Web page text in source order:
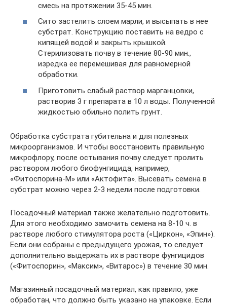
смесь на протяжении 35-45 мин.
Сито застелить слоем марли, и высыпать в нее
субстрат. Конструкцию поставить на ведро с
кипящей водой и закрыть крышкой.
Стерилизовать почву в течение 80-90 мин.,
изредка ее перемешивая для равномерной
обработки.
Приготовить слабый раствор марганцовки,
растворив 3 г препарата в 10 л воды. Полученной
жидкостью обильно полить грунт.
Обработка субстрата губительна и для полезных
микроорганизмов. И чтобы восстановить правильную
микрофлору, после остывания почву следует пролить
раствором любого биофунгицида, например,
«Фитоспорина-М» или «Актофита». Высевать семена в
субстрат можно через 2-3 недели после подготовки.
Посадочный материал также желательно подготовить.
Для этого необходимо замочить семена на 8-10 ч. в
растворе любого стимулятора роста («Циркон», «Эпин»).
Если они собраны с предыдущего урожая, то следует
дополнительно выдержать их в растворе фунгицидов
(«Фитоспорин», «Максим», «Витарос») в течение 30 мин.
Магазинный посадочный материал, как правило, уже
обработан, что должно быть указано на упаковке. Если